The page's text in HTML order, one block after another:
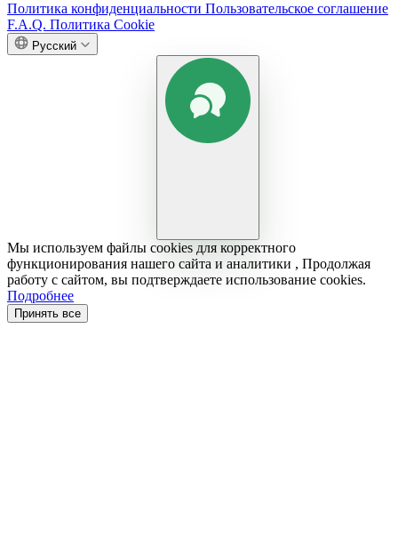
Политика конфиденциальности Пользовательское соглашение
F.A.Q. Политика Cookie
Русский
Мы используем файлы cookies для корректного
функционирования нашего сайта и аналитики , Продолжая
работу с сайтом, вы подтверждаете использование cookies.
Подробнее
Принять все